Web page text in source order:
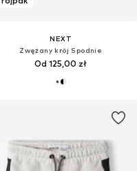
NEXT
Zwężany krój Spodnie
Od 125,00 zł